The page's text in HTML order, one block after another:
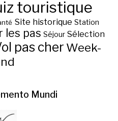
touristique
Site historique Station
les pas Séjour Sélection
pas cher Week-
Mundi